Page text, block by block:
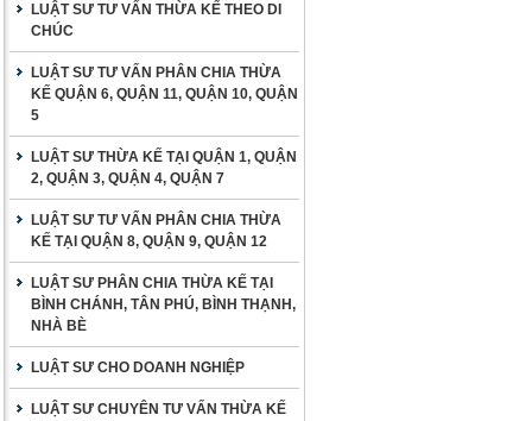
LUẬT SƯ TƯ VẤN THỪA KẾ THEO DI
CHÚC
LUẬT SƯ TƯ VẤN PHÂN CHIA THỪA
KẾ QUẬN 6, QUẬN 11, QUẬN 10, QUẬN
5
LUẬT SƯ THỪA KẾ TẠI QUẬN 1, QUẬN
2, QUẬN 3, QUẬN 4, QUẬN 7
LUẬT SƯ TƯ VẤN PHÂN CHIA THỪA
KẾ TẠI QUẬN 8, QUẬN 9, QUẬN 12
LUẬT SƯ PHÂN CHIA THỪA KẾ TẠI
BÌNH CHÁNH, TÂN PHÚ, BÌNH THẠNH,
NHÀ BÈ
LUẬT SƯ CHO DOANH NGHIỆP
LUẬT SƯ CHUYÊN TƯ VẤN THỪA KẾ